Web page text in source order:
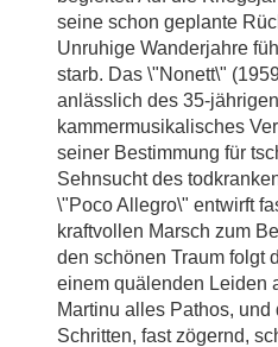
seine schon geplante
Unruhige Wanderjahre
starb. Das \"Nonett\"
anlässlich des 35-
kammermusikalisches
seiner Bestimmung für
Sehnsucht des
\"Poco Allegro\" entwirft
kraftvollen Marsch zum
den schönen Traum folgt
einem quälenden Leiden
Martinu alles Pathos,
Schritten, fast zögernd,